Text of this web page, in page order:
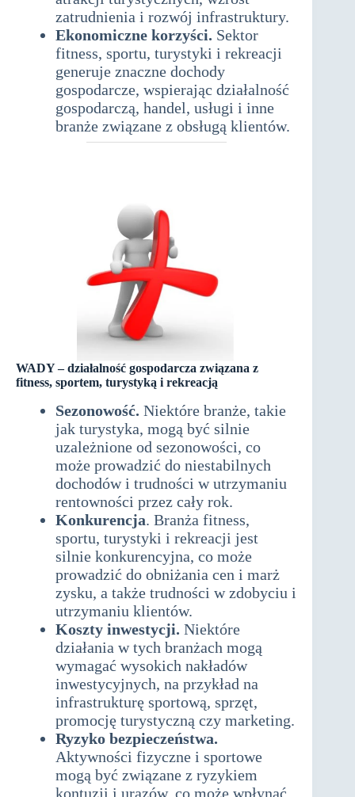
zatrudnienia i rozwój infrastruktury.
Ekonomiczne korzyści. Sektor
fitness, sportu, turystyki i rekreacji
generuje znaczne dochody
gospodarcze, wspierając działalność
gospodarczą, handel, usługi i inne
branże związane z obsługą klientów.
WADY –działalność gospodarcza związana z
fitness, sportem, turystyką i rekreacją
Sezonowość. Niektóre branże, takie
jak turystyka, mogą być silnie
uzależnione od sezonowości, co
może prowadzić do niestabilnych
dochodów i trudności w utrzymaniu
rentowności przez cały rok.
Konkurencja. Branża fitness,
sportu, turystyki i rekreacji jest
silnie konkurencyjna, co może
prowadzić do obniżania cen i marż
zysku, a także trudności w zdobyciu i
utrzymaniu klientów.
Koszty inwestycji. Niektóre
działania w tych branżach mogą
wymagać wysokich nakładów
inwestycyjnych, na przykład na
infrastrukturę sportową, sprzęt,
promocję turystyczną czy marketing.
Ryzyko bezpieczeństwa.
Aktywności fizyczne i sportowe
mogą być związane z ryzykiem
kontuzji i urazów, co może wpłynąć